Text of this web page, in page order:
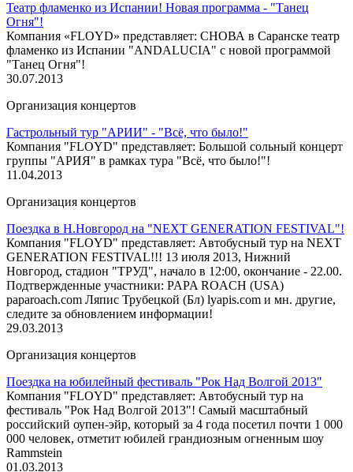
Театр фламенко из Испании! Новая программа - "Танец
Огня"!
Компания «FLOYD» представляет: СНОВА в Саранске театр
фламенко из Испании "ANDALUCIA" с новой программой
"Танец Огня"!
30.07.2013
Организация концертов
Гастрольный тур "АРИИ" - "Всё, что было!"
Компания "FLOYD" представляет: Большой сольный концерт
группы "АРИЯ" в рамках тура "Всё, что было!"!
11.04.2013
Организация концертов
Поездка в Н.Новгород на "NEXT GENERATION FESTIVAL"!
Компания "FLOYD" представляет: Автобусный тур на NEXT
GENERATION FESTIVAL!!! 13 июля 2013, Нижний
Новгород, стадион "ТРУД", начало в 12:00, окончание - 22.00.
Подтвержденные участники: PAPA ROACH (USA)
paparoach.com Ляпис Трубецкой (Бл) lyapis.com и мн. другие,
следите за обновлением информации!
29.03.2013
Организация концертов
Поездка на юбилейный фестиваль "Рок Над Волгой 2013"
Компания "FLOYD" представляет: Автобусный тур на
фестиваль "Рок Над Волгой 2013"! Самый масштабный
российский оупен-эйр, который за 4 года посетил почти 1 000
000 человек, отметит юбилей грандиозным огненным шоу
Rammstein
01.03.2013